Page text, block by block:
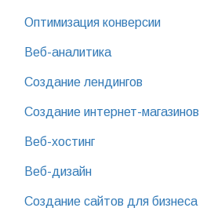
Оптимизация конверсии
Веб-аналитика
Создание лендингов
Создание интернет-магазинов
Веб-хостинг
Веб-дизайн
Создание сайтов для бизнеса